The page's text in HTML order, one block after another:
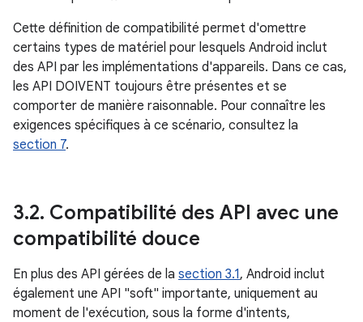
Cette définition de compatibilité permet d'omettre
certains types de matériel pour lesquels Android inclut
des API par les implémentations d'appareils. Dans ce cas,
les API DOIVENT toujours être présentes et se
comporter de manière raisonnable. Pour connaître les
exigences spécifiques à ce scénario, consultez la
section 7.
3.2. Compatibilité des API avec une
compatibilité douce
En plus des API gérées de la section 3.1, Android inclut
également une API "soft" importante, uniquement au
moment de l'exécution, sous la forme d'intents,